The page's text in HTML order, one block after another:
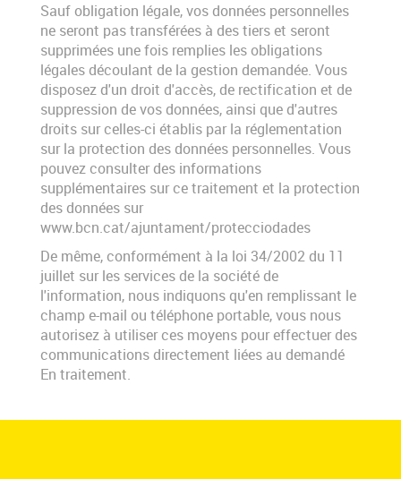
Sauf obligation légale, vos données personnelles
ne seront pas transférées à des tiers et seront
supprimées une fois remplies les obligations
légales découlant de la gestion demandée. Vous
disposez d'un droit d'accès, de rectification et de
suppression de vos données, ainsi que d'autres
droits sur celles-ci établis par la réglementation
sur la protection des données personnelles. Vous
pouvez consulter des informations
supplémentaires sur ce traitement et la protection
des données sur
www.bcn.cat/ajuntament/protecciodades
De même, conformément à la loi 34/2002 du 11
juillet sur les services de la société de
l'information, nous indiquons qu'en remplissant le
champ e-mail ou téléphone portable, vous nous
autorisez à utiliser ces moyens pour effectuer des
communications directement liées au demandé
En traitement.